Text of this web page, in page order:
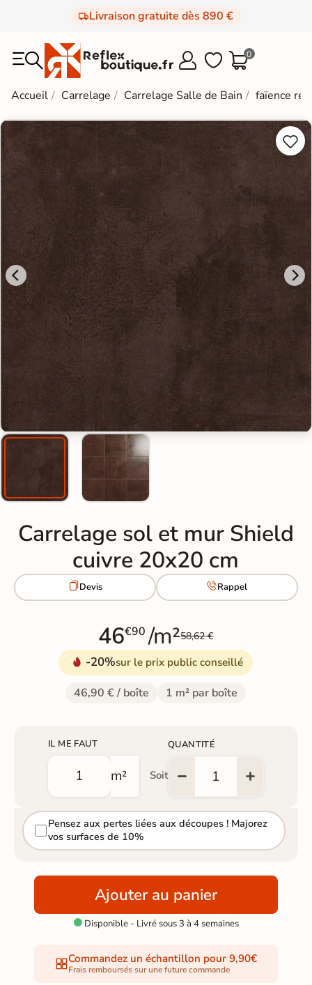
Livraison gratuite dès 890 €
  0
Accueil Carrelage Carrelage Salle de Bain faïence


Carrelage sol et mur Shield
cuivre 20x20 cm
Devis Rappel
46€90 /m²58,62 €
-20%sur le prix public conseillé
46,90 € / boîte 1 m² par boîte
IL ME FAUT
m² Soit
QUANTITÉ
Pensez aux pertes liées aux découpes ! Majorez
vos surfaces de 10%
Ajouter au panier
Disponible - Livré sous 3 à 4 semaines
Commandez un échantillon pour 9,90€
Frais remboursés sur une future commande